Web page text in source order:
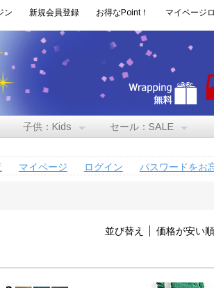
ン 新規会員登録 お得なPoint！ マイページ
子供：Kids セール：SALE
マイページ ログイン パスワードをお
並び替え 価格が安い順